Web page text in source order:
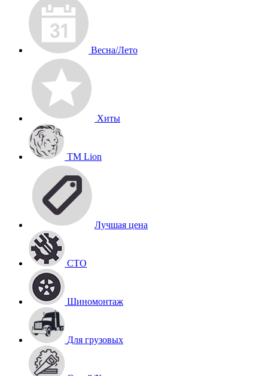
Весна/Лето
Хиты
TM Lion
Лучшая цена
СТО
Шиномонтаж
Для грузовых